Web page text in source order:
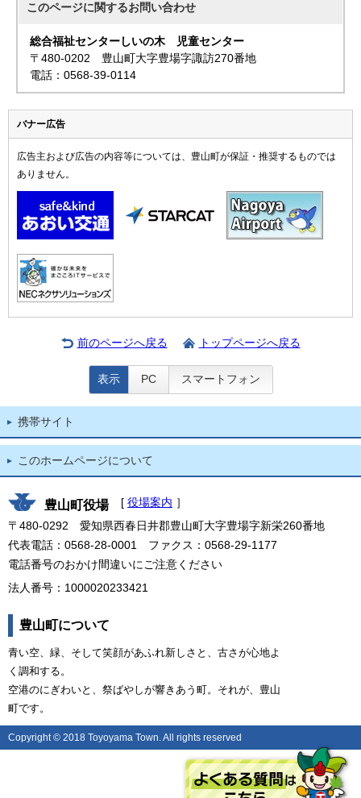
このページに関するお問い合わせ
総合福祉センターしいの木 児童センター
〒480-0202 豊山町大字豊場字諏訪270番地
電話：0568-39-0114
バナー広告
広告主および広告の内容等については、豊山町が保証・推奨するものでは
ありません。
前のページへ戻る トップページへ戻る
表示 PC スマートフォン
携帯サイト
このホームページについて
豊山町役場 [ 役場案内 ］
〒480-0292 愛知県西春日井郡豊山町大字豊場字新栄260番地
代表電話：0568-28-0001 ファクス：0568-29-1177
電話番号のおかけ間違いにご注意ください
法人番号：1000020233421
豊山町について
青い空、緑、そして笑顔があふれ新しさと、古さが心地よ
く調和する。
空港のにぎわいと、祭ばやしが響きあう町。それが、豊山
町です。
Copyright © 2018 Toyoyama Town. All rights reserved